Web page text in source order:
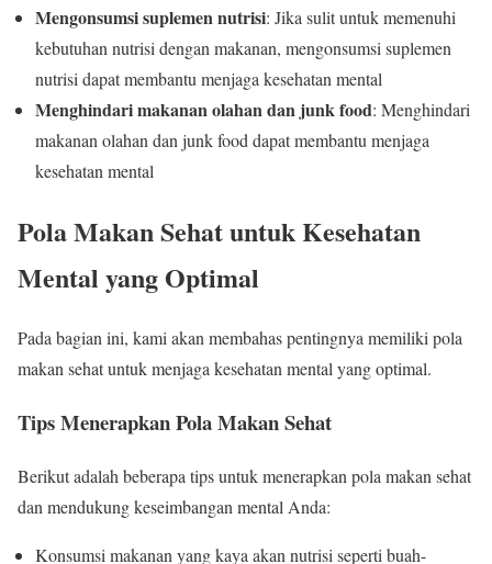
Mengonsumsi suplemen nutrisi: Jika sulit untuk memenuhi
kebutuhan nutrisi dengan makanan, mengonsumsi suplemen
nutrisi dapat membantu menjaga kesehatan mental
Menghindari makanan olahan dan junk food: Menghindari
makanan olahan dan junk food dapat membantu menjaga
kesehatan mental
Pola Makan Sehat untuk Kesehatan
Mental yang Optimal
Pada bagian ini, kami akan membahas pentingnya memiliki pola
makan sehat untuk menjaga kesehatan mental yang optimal.
Tips Menerapkan Pola Makan Sehat
Berikut adalah beberapa tips untuk menerapkan pola makan sehat
dan mendukung keseimbangan mental Anda:
Konsumsi makanan yang kaya akan nutrisi seperti buah-